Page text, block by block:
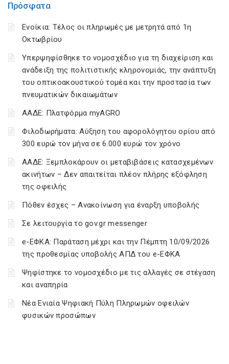
Πρόσφατα
Ενοίκια: Τέλος οι πληρωμές με μετρητά από 1η
Οκτωβρίου
Υπερψηφίσθηκε το νομοσχέδιο για τη διαχείριση και
ανάδειξη της πολιτιστικής κληρονομιάς, την ανάπτυξη
του οπτικοακουστικού τομέα και την προστασία των
πνευματικών δικαιωμάτων
ΑΑΔΕ: Πλατφόρμα myAGRO
Φιλοδωρήματα: Αύξηση του αφορολόγητου ορίου από
300 ευρώ τον μήνα σε 6.000 ευρώ τον χρόνο
ΑΑΔΕ: Ξεμπλοκάρουν οι μεταβιβάσεις κατασχεμένων
ακινήτων – Δεν απαιτείται πλέον πλήρης εξόφληση
της οφειλής
Πόθεν έσχες – Ανακοίνωση για έναρξη υποβολής
Σε λειτουργία το gov.gr messenger
e-ΕΦΚΑ: Παράταση μέχρι και την Πέμπτη 10/09/2026
της προθεσμίας υποβολής ΑΠΔ του e-ΕΦΚΑ
Ψηφίστηκε το νομοσχέδιο με τις αλλαγές σε στέγαση
και αναπηρία
Νέα Ενιαία Ψηφιακή Πύλη Πληρωμών οφειλών
φυσικών προσώπων